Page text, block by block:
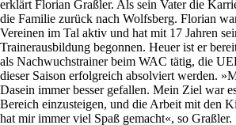
erklärt Florian Graßler. Als sein Vater die
die Familie zurück nach Wolfsberg. Florian
Vereinen im Tal aktiv und hat mit 17 Jahren
Trainerausbildung begonnen. Heuer ist er
als Nachwuchstrainer beim WAC tätig, die
dieser Saison erfolgreich absolviert werden.
Dasein immer besser gefallen. Mein Ziel war
Bereich einzusteigen, und die Arbeit mit den
hat mir immer viel Spaß gemacht«, so Graßler.